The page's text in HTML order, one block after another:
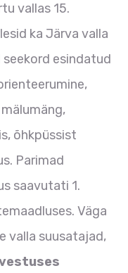
vallas 15.
ka Järva valla
esindatud
õhkpüssist
Parimad
saavutati 1.
Väga
valla suusatajad,